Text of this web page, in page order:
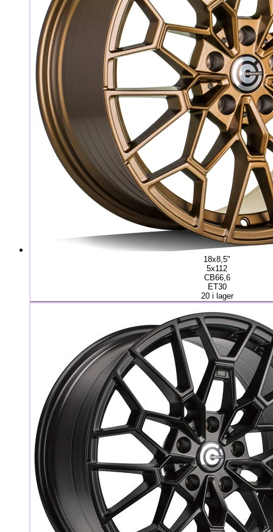
18x8,5"
5x112
CB66,6
ET30
20 i lager